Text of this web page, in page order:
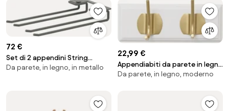
72 €
Set di 2 appendini String
System, larg. 20 cm
Da parete, in legno, in metallo
22,99 €
Appendiabiti da parete in legno
fatto a mano Edgy
Da parete, in legno, moderno